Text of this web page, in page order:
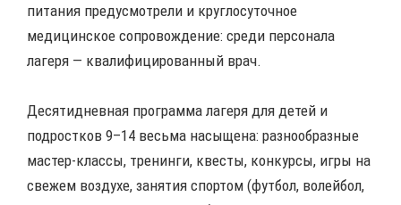
питания предусмотрели и круглосуточное
медицинское сопровождение: среди персонала
лагеря — квалифицированный врач.
Десятидневная программа лагеря для детей и
подростков 9–14 весьма насыщена: разнообразные
мастер-классы, тренинги, квесты, конкурсы, игры на
свежем воздухе, занятия спортом (футбол, волейбол,